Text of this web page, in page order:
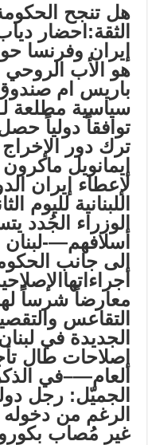
هل تنجح
الثقة:احضار
إيران وفرنسا
هو الأب
باريس ام
سياسية مطلعة
توافقاً دولياً
ترك دور
إيمانويل
لإعطاء إيران
اللبنانية لليوم
الوزراء الجُدد
أسلافهم—-
إلى جانب
معارضاً شرساً
التقاعس
الجديدة في
إصلاحات طال
العام—–
الجميّل: رجل
الرغم من
غير مُصاب